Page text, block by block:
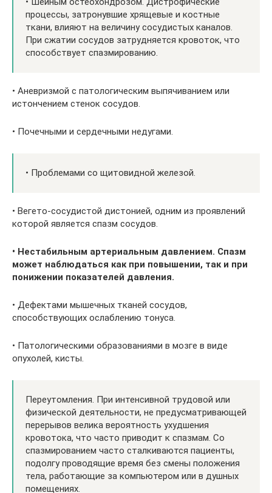
процессы, затронувшие хрящевые и костные
ткани, влияют на величину сосудистых каналов.
При сжатии сосудов затрудняется кровоток, что
способствует спазмированию.
• Аневризмой с патологическим выпячиванием или
истончением стенок сосудов.
• Почечными и сердечными недугами.
• Проблемами со щитовидной железой.
• Вегето-сосудистой дистонией, одним из проявлений
которой является спазм сосудов.
• Нестабильным артериальным давлением. Спазм
может наблюдаться как при повышении, так и при
понижении показателей давления.
• Дефектами мышечных тканей сосудов,
способствующих ослаблению тонуса.
• Патологическими образованиями в мозге в виде
опухолей, кисты.
Переутомления. При интенсивной трудовой или
физической деятельности, не предусматривающей
перерывов велика вероятность ухудшения
кровотока, что часто приводит к спазмам. Со
спазмированием часто сталкиваются пациенты,
подолгу проводящие время без смены положения
тела, работающие за компьютером или в душных
помещениях.